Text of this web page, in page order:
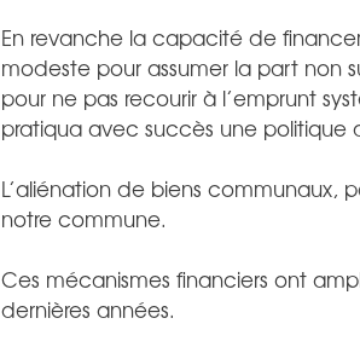
En revanche la capacité de
modeste pour assumer la part non
pour ne pas recourir à l’emprunt
pratiqua avec succès une politique
L’aliénation de biens communaux,
notre commune.
Ces mécanismes financiers ont
dernières années.